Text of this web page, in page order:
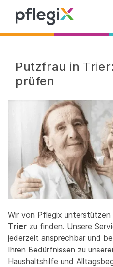
Putzfrau in
prüfen
Wir von Pflegix unterstützen
Trier zu finden. Unsere
jederzeit ansprechbar und
Ihren Bedürfnissen zu
Haushaltshilfe und